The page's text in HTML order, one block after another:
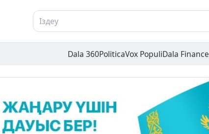
Dala 360PoliticaVox PopuliDala Finance